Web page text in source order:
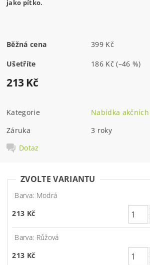
jako pítko.
Běžná cena 399 Kč
Ušetříte 186 Kč(–46 %)
213 Kč
Kategorie
Nabídka
Záruka
3 roky
Dotaz
ZVOLTE VARIANTU
Barva: Modrá
213 Kč
Barva: Růžová
213 Kč